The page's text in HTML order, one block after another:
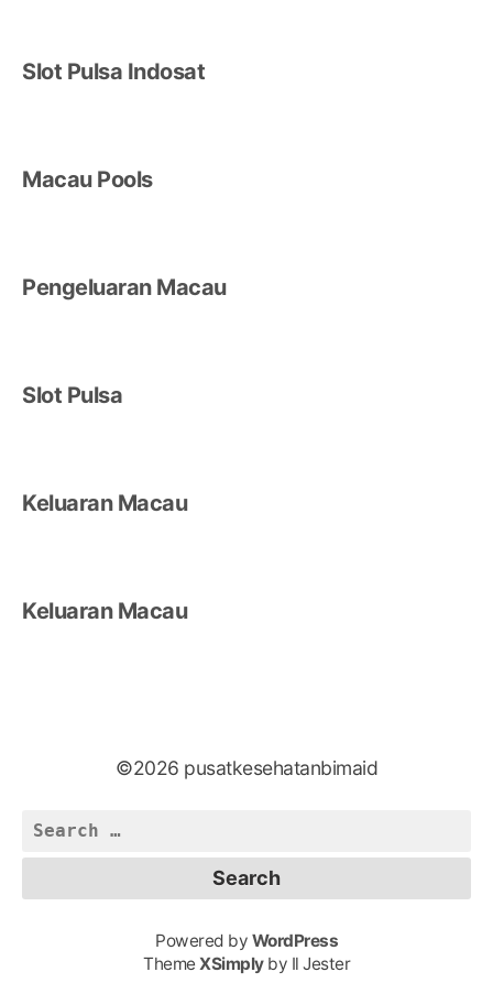
Slot Pulsa Indosat
Macau Pools
Pengeluaran Macau
Slot Pulsa
Keluaran Macau
Keluaran Macau
©2026 pusatkesehatanbimaid
Search
for:
Powered by WordPress
ThemeXSimplyby Il Jester